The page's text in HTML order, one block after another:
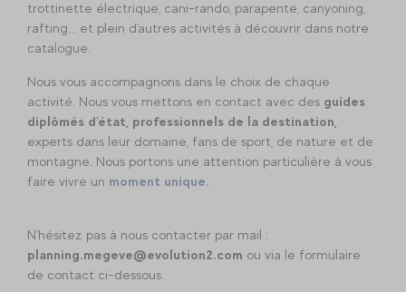
trottinette électrique, cani-rando, parapente, canyoning,
rafting... et plein d'autres activités à découvrir dans notre
catalogue.
Nous vous accompagnons dans le choix de chaque
activité. Nous vous mettons en contact avec des guides
diplômés d'état, professionnels de la destination,
experts dans leur domaine, fans de sport, de nature et de
montagne. Nous portons une attention particulière à vous
faire vivre un moment unique.
N'hésitez pas à nous contacter par mail :
planning.megeve@evolution2.com ou via le formulaire
de contact ci-dessous.